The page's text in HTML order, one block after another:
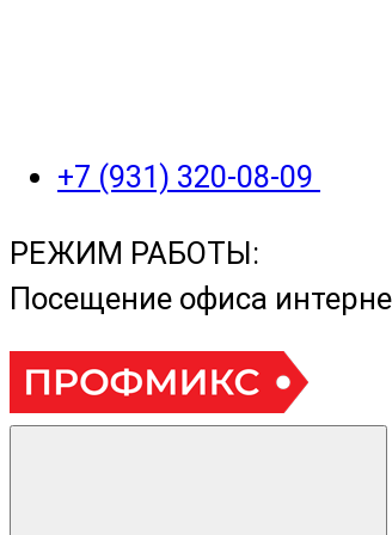
+7 (931) 320-08-09
РЕЖИМ РАБОТЫ:
Посещение офиса